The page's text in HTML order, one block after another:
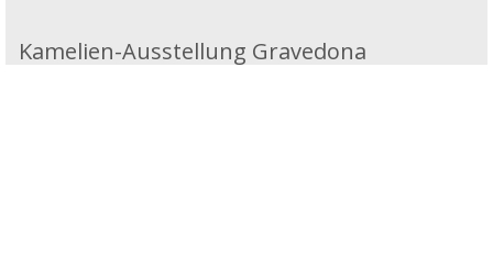
Kamelien-Ausstellung Gravedona